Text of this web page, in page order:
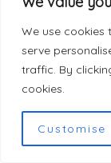
We use cookies
serve
traffic. By
cookies.
Customise
2.
[JEU]